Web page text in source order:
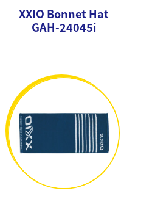
XXIO Bonnet Hat
GAH-24045i